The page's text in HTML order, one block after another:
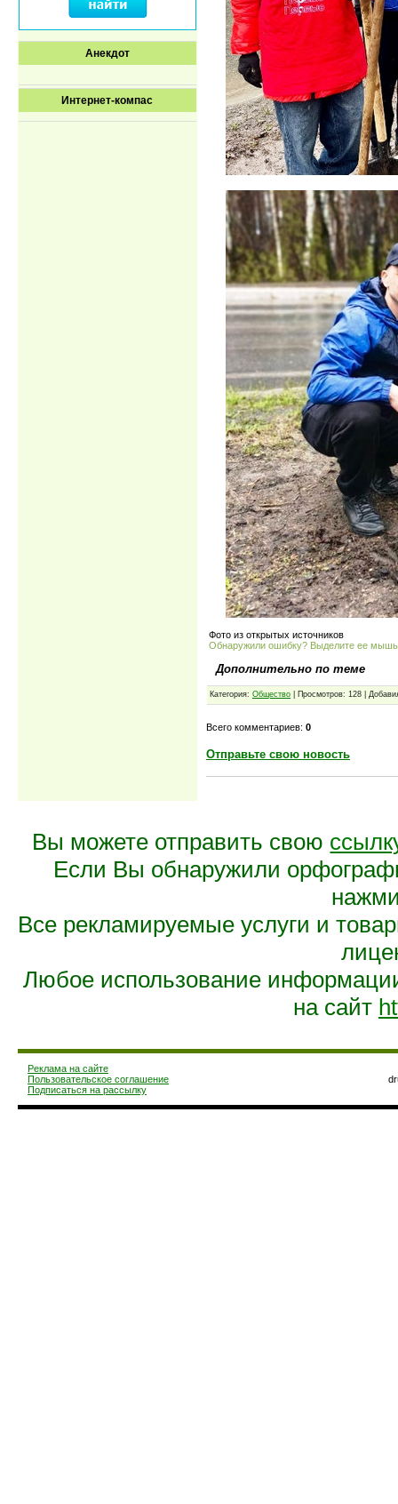
Анекдот
Интернет-компас
Фото из открытых источников
Обнаружили ошибку? Выделите ее
Дополнительно по теме
Категория: Общество | Просмотров: 128 |
Всего комментариев: 0
Отправьте свою новость
Вы можете отправить свою
Если Вы обнаружили
Все рекламируемые услуги и
Любое использование
на сайт
Реклама на сайте
Пользовательское соглашение
Подписаться на рассылку